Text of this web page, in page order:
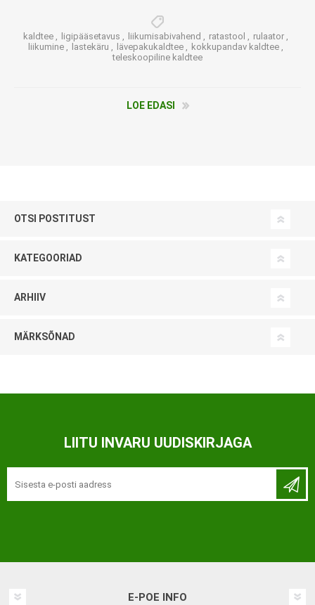
kaldtee , ligipääsetavus , liikumisabivahend , ratastool , rulaator ,
liikumine , lastekäru , lävepakukaldtee , kokkupandav kaldtee ,
teleskoopiline kaldtee
LOE EDASI
OTSI POSTITUST
KATEGOORIAD
ARHIIV
MÄRKSÕNAD
LIITU INVARU UUDISKIRJAGA
E-POE INFO